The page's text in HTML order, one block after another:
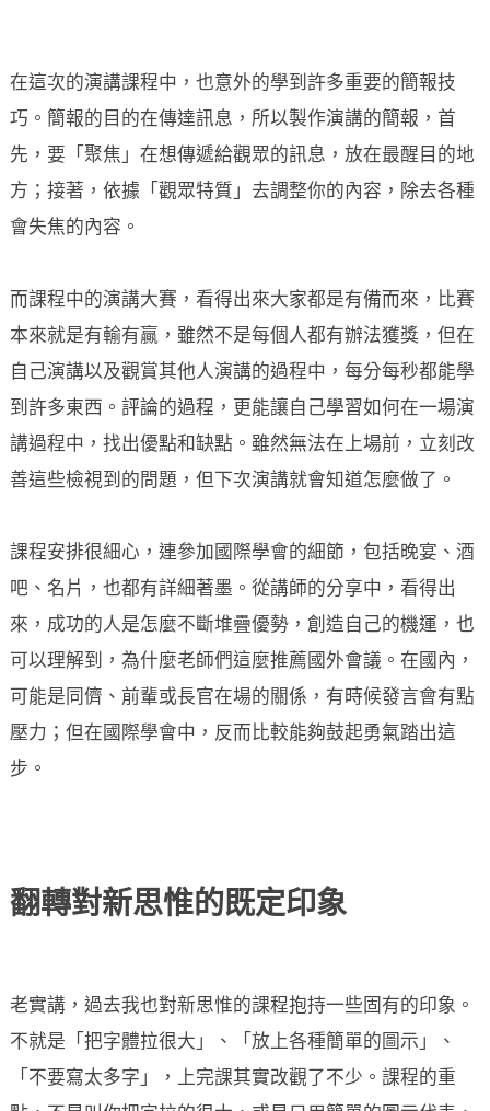
在這次的演講課程中，也意外的學到許多重要的簡報技
巧。簡報的目的在傳達訊息，所以製作演講的簡報，首
先，要「聚焦」在想傳遞給觀眾的訊息，放在最醒目的地
方；接著，依據「觀眾特質」去調整你的內容，除去各種
會失焦的內容。
而課程中的演講大賽，看得出來大家都是有備而來，比賽
本來就是有輸有贏，雖然不是每個人都有辦法獲獎，但在
自己演講以及觀賞其他人演講的過程中，每分每秒都能學
到許多東西。評論的過程，更能讓自己學習如何在一場演
講過程中，找出優點和缺點。雖然無法在上場前，立刻改
善這些檢視到的問題，但下次演講就會知道怎麼做了。
課程安排很細心，連參加國際學會的細節，包括晚宴、酒
吧、名片，也都有詳細著墨。從講師的分享中，看得出
來，成功的人是怎麼不斷堆疊優勢，創造自己的機運，也
可以理解到，為什麼老師們這麼推薦國外會議。在國內，
可能是同儕、前輩或長官在場的關係，有時候發言會有點
壓力；但在國際學會中，反而比較能夠鼓起勇氣踏出這
步。
翻轉對新思惟的既定印象
老實講，過去我也對新思惟的課程抱持一些固有的印象。
不就是「把字體拉很大」、「放上各種簡單的圖示」、
「不要寫太多字」，上完課其實改觀了不少。課程的重